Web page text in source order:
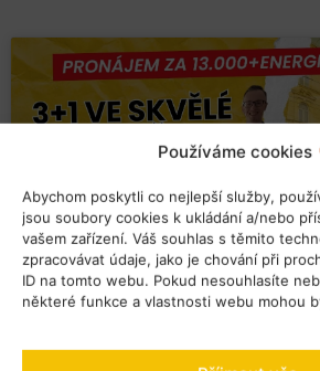
Používáme cookies
Abychom poskytli co nejlepší služby,
jsou soubory cookies k ukládání a/nebo
vašem zařízení. Váš souhlas s těmito
zpracovávat údaje, jako je chování při
ID na tomto webu. Pokud nesouhlasíte
některé funkce a vlastnosti webu mohou
Klepnutím přijměte